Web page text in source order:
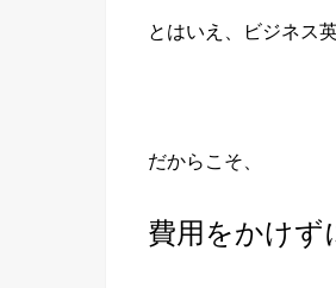
とはいえ、ビジネス
だからこそ、
費用をかけず